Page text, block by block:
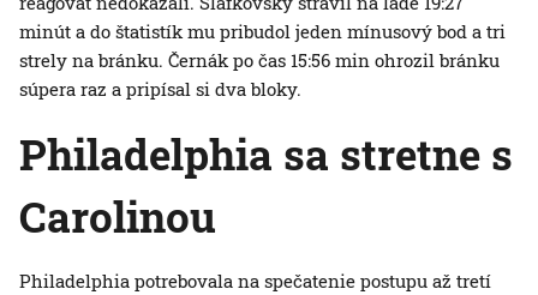
minút a do štatistík mu pribudol jeden mínusový bod a tri
strely na bránku. Černák po čas 15:56 min ohrozil bránku
súpera raz a pripísal si dva bloky.
Philadelphia sa stretne s
Carolinou
Philadelphia potrebovala na spečatenie postupu až tretí